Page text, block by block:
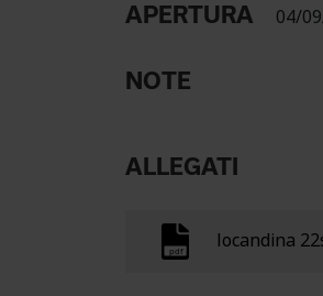
APERTURA 04/
NOTE
ALLEGATI
locandina